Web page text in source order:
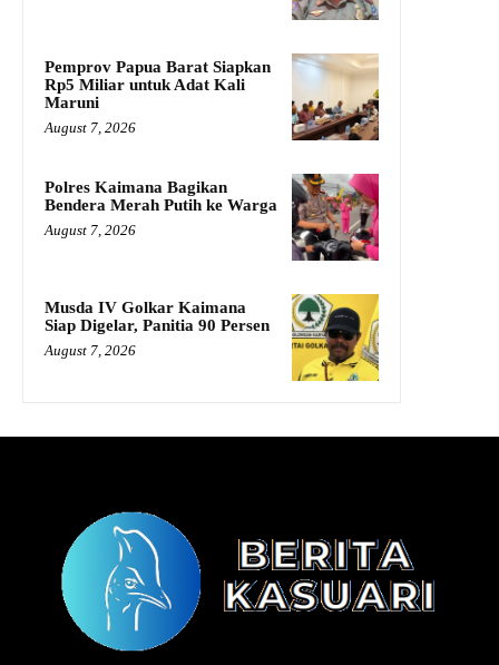
Pemprov Papua Barat Siapkan
Rp5 Miliar untuk Adat Kali
Maruni
August 7, 2026
Polres Kaimana Bagikan
Bendera Merah Putih ke Warga
August 7, 2026
Musda IV Golkar Kaimana
Siap Digelar, Panitia 90 Persen
August 7, 2026